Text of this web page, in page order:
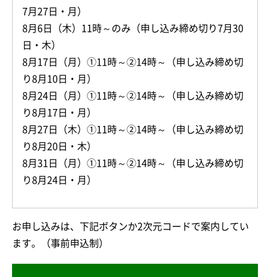
7月27日・月）
8月6日（木）11時～のみ（申し込み締め切り7月30
日・木）
8月17日（月）①11時～②14時～（申し込み締め切
り8月10日・月）
8月24日（月）①11時～②14時～（申し込み締め切
り8月17日・月）
8月27日（木）①11時～②14時～（申し込み締め切
り8月20日・木）
8月31日（月）①11時～②14時～（申し込み締め切
り8月24日・月）
お申し込みは、下記ボタンか2次元コードで案内してい
ます。（事前申込制）